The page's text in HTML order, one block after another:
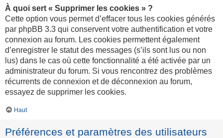
À quoi sert « Supprimer les cookies » ?
Cette option vous permet d’effacer tous les cookies générés
par phpBB 3.3 qui conservent votre authentification et votre
connexion au forum. Les cookies permettent également
d’enregistrer le statut des messages (s’ils sont lus ou non
lus) dans le cas où cette fonctionnalité a été activée par un
administrateur du forum. Si vous rencontrez des problèmes
récurrents de connexion et de déconnexion au forum,
essayez de supprimer les cookies.
Haut
Préférences et paramètres des utilisateurs